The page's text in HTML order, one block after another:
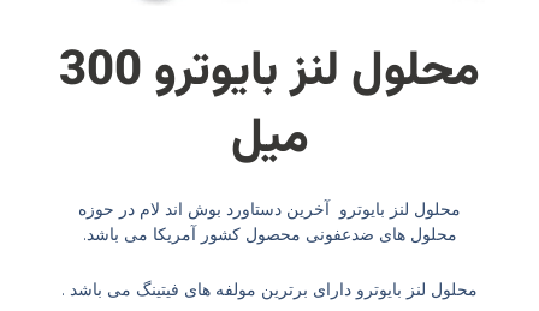
محلول لنز بایوترو 300
میل
محلول لنز بایوترو آخرین دستاورد بوش اند لام در حوزه
محلول های ضدعفونی محصول کشور آمریکا می باشد.
محلول لنز بایوترو دارای برترین مولفه های فیتینگ می باشد .